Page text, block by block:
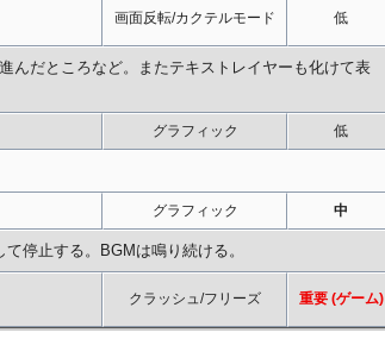
画面反転/カクテルモード 低
んだところなど。またテキストレイヤーも化けて表
グラフィック 低
グラフィック 中
停止する。BGMは鳴り続ける。
クラッシュ/フリーズ 重要 (ゲーム)